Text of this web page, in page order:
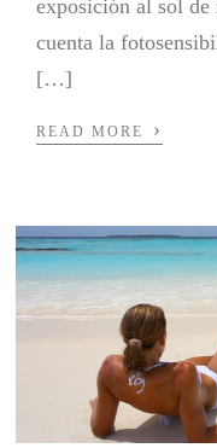
exposición al sol de
cuenta la
[…]
READ MORE ›